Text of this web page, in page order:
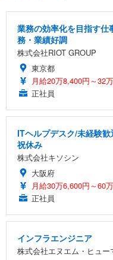
業務の効率化を目指す
務・業績好調
株式会社RIOT GROUP
東京都
月給20万8,400円～32
正社員
ITヘルプデスク/未経験
祝休み
株式会社キソシン
大阪府
月給30万6,600円～60
正社員
インフラエンジニア
株式会社エヌエム・ヒュー